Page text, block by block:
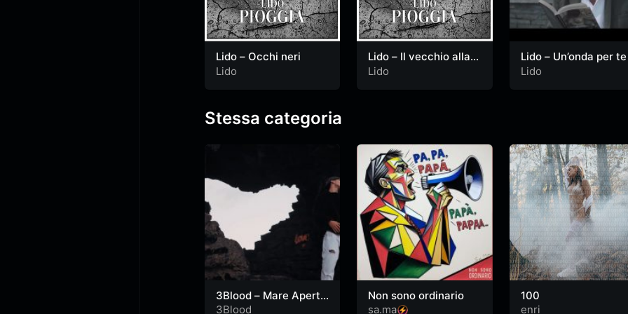
Lido – Occhi neri
Lido
Lido – Il vecchio alla
stazione
Lido
Lido – Un’onda per te
Lido
Stessa categoria
3Blood – Mare Aperto
(Official Video)
3Blood
Non sono ordinario
sa.ma
100
enri